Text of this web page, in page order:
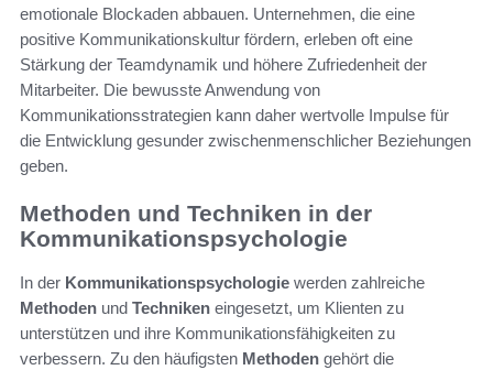
emotionale Blockaden abbauen. Unternehmen, die eine
positive Kommunikationskultur fördern, erleben oft eine
Stärkung der Teamdynamik und höhere Zufriedenheit der
Mitarbeiter. Die bewusste Anwendung von
Kommunikationsstrategien kann daher wertvolle Impulse für
die Entwicklung gesunder zwischenmenschlicher Beziehungen
geben.
Methoden und Techniken in der
Kommunikationspsychologie
In der Kommunikationspsychologie werden zahlreiche
Methoden und Techniken eingesetzt, um Klienten zu
unterstützen und ihre Kommunikationsfähigkeiten zu
verbessern. Zu den häufigsten Methoden gehört die